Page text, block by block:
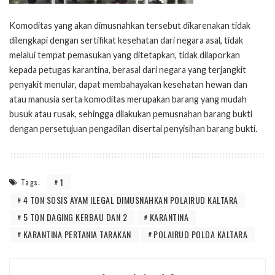
Komoditas yang akan dimusnahkan tersebut dikarenakan tidak
dilengkapi dengan sertifikat kesehatan dari negara asal, tidak
melalui tempat pemasukan yang ditetapkan, tidak dilaporkan
kepada petugas karantina, berasal dari negara yang terjangkit
penyakit menular, dapat membahayakan kesehatan hewan dan
atau manusia serta komoditas merupakan barang yang mudah
busuk atau rusak, sehingga dilakukan pemusnahan barang bukti
dengan persetujuan pengadilan disertai penyisihan barang bukti.
Tags:
1
4 TON SOSIS AYAM ILEGAL DIMUSNAHKAN POLAIRUD KALTARA
5 TON DAGING KERBAU DAN 2
KARANTINA
KARANTINA PERTANIA TARAKAN
POLAIRUD POLDA KALTARA